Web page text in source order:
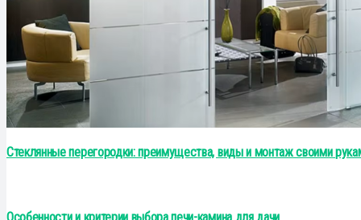
Стеклянные перегородки: преимущества, виды и монтаж своими